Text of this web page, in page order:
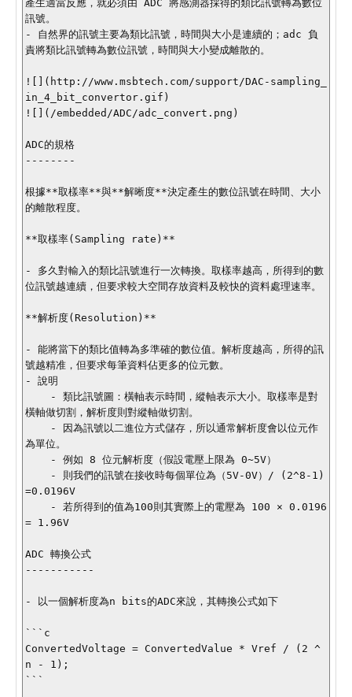
產生適當反應，就必須由 ADC 將感測器採得的類比訊號轉為數位
訊號。
- 自然界的訊號主要為類比訊號，時間與大小是連續的；adc 負
責將類比訊號轉為數位訊號，時間與大小變成離散的。
![](http://www.msbtech.com/support/DAC-sampling_
in_4_bit_convertor.gif)
![](/embedded/ADC/adc_convert.png)
ADC的規格
--------
根據**取樣率**與**解晰度**決定產生的數位訊號在時間、大小
的離散程度。
**取樣率(Sampling rate)**
- 多久對輸入的類比訊號進行一次轉換。取樣率越高，所得到的數
位訊號越連續，但要求較大空間存放資料及較快的資料處理速率。
**解析度(Resolution)**
- 能將當下的類比值轉為多準確的數位值。解析度越高，所得的訊
號越精准，但要求每筆資料佔更多的位元數。
- 說明
橫軸做切割，解析度則對縱軸做切割。
為單位。
=0.0196V
= 1.96V
ADC 轉換公式
-----------
- 以一個解析度為n bits的ADC來說，其轉換公式如下
```c
ConvertedVoltage = ConvertedValue * Vref / (2 ^
n - 1);
```